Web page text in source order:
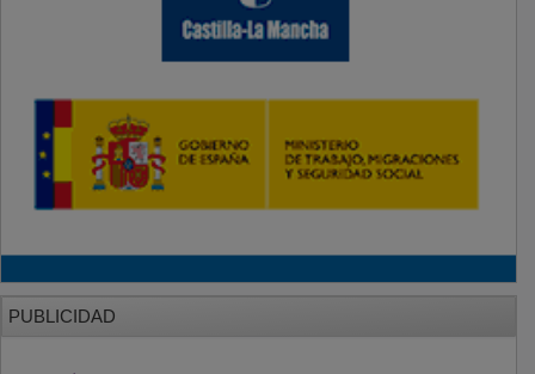
PUBLICIDAD